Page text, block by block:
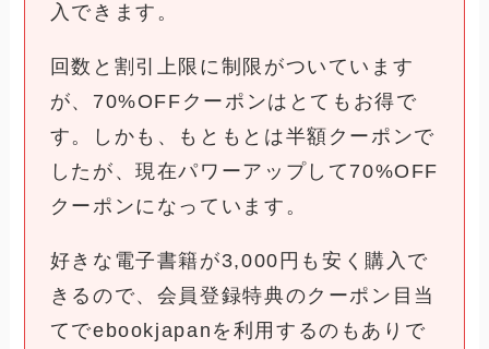
入できます。
回数と割引上限に制限がついています
が、70%OFFクーポンはとてもお得で
す。しかも、もともとは半額クーポンで
したが、現在パワーアップして70%OFF
クーポンになっています。
好きな電子書籍が3,000円も安く購入で
きるので、会員登録特典のクーポン目当
てでebookjapanを利用するのもありで